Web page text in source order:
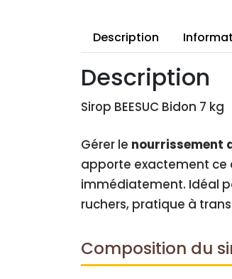
Description
Description
Sirop BEESUC Bidon 7 kg
Gérer le nourrissement
apporte exactement ce
immédiatement. Idéal
ruchers, pratique à
Composition du